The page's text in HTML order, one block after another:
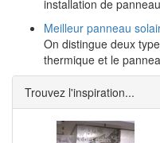
installation de
Meilleur panneau
On distingue deux
thermique et le
Trouvez l'inspiration...